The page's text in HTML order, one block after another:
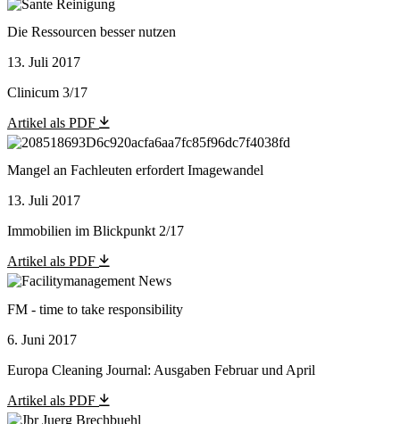
Die Ressourcen besser nutzen
13. Juli 2017
Clinicum 3/17
Artikel als PDF
Mangel an Fachleuten erfordert Imagewandel
13. Juli 2017
Immobilien im Blickpunkt 2/17
Artikel als PDF
FM - time to take responsibility
6. Juni 2017
Europa Cleaning Journal: Ausgaben Februar und April
Artikel als PDF